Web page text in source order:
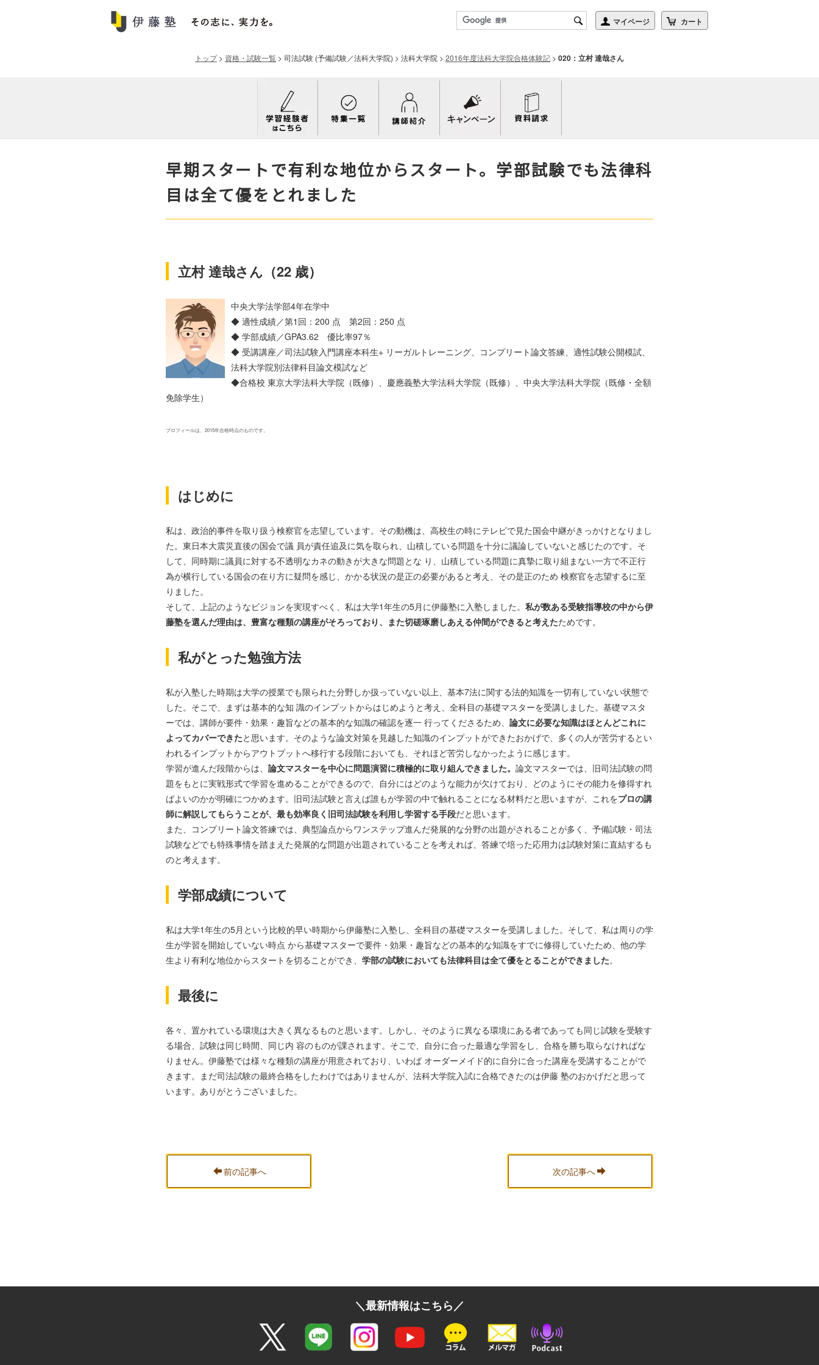
トップ> 資格・試験一覧 > 司法試験 (予備試験／法科大学院) > 法科大学院 > 2016年度法科大学院合格体験記 > 020：立村 達哉さん
早期スタートで有利な地位からスタート。学部試験でも法律科
目は全て優をとれました
立村 達哉さん（22 歳）
中央大学法学部4年在学中
◆ 適性成績／第1回：200 点 第2回：250 点
◆ 学部成績／GPA3.62 優比率97％
◆ 受講講座／司法試験入門講座本科生+ リーガルトレーニング、コンプリート論文答練、適性試験公開模試、
法科大学院別法律科目論文模試など
◆合格校 東京大学法科大学院（既修）、慶應義塾大学法科大学院（既修）、中央大学法科大学院（既修・全額
免除学生）
プロフィールは、2015年合格時点のものです。
はじめに
私は、政治的事件を取り扱う検察官を志望しています。その動機は、高校生の時にテレビで見た国会中継がきっかけとなりまし
た。東日本大震災直後の国会で議 員が責任追及に気を取られ、山積している問題を十分に議論していないと感じたのです。そ
して、同時期に議員に対する不透明なカネの動きが大きな問題とな り、山積している問題に真摯に取り組まない一方で不正行
為が横行している国会の在り方に疑問を感じ、かかる状況の是正の必要があると考え、その是正のため 検察官を志望するに至
りました。
そして、上記のようなビジョンを実現すべく、私は大学1年生の5月に伊藤塾に入塾しました。 私が数ある受験指導校の中から伊
藤塾を選んだ理由は、豊富な種類の講座がそろっており、また切磋琢磨しあえる仲間ができると考えたためです。
私がとった勉強方法
私が入塾した時期は大学の授業でも限られた分野しか扱っていない以上、基本7法に関する法的知識を一切有していない状態で
した。そこで、まずは基本的な知 識のインプットからはじめようと考え、全科目の基礎マスターを受講しました。基礎マスタ
ーでは、講師が要件・効果・趣旨などの基本的な知識の確認を逐一 行ってくださるため、 論文に必要な知識はほとんどこれに
よってカバーできたと思います。そのような論文対策を見越した知識のインプットができたおかげで、多くの人が苦労するとい
われるインプットからアウトプットへ移行する段階においても、それほど苦労しなかったように感じます。
学習が進んだ段階からは、 論文マスターを中心に問題演習に積極的に取り組んできました。 論文マスターでは、旧司法試験の問
題をもとに実戦形式で学習を進めることができるので、自分にはどのような能力が欠けており、どのようにその能力を修得すれ
ばよいのかが明確につかめます。旧司法試験と言えば誰もが学習の中で触れることになる材料だと思いますが、これをプロの講
師に解説してもらうことが、最も効率良く旧司法試験を利用し学習する手段だと思います。
また、コンプリート論文答練では、典型論点からワンステップ進んだ発展的な分野の出題がされることが多く、予備試験・司法
試験などでも特殊事情を踏まえた発展的な問題が出題されていることを考えれば、答練で培った応用力は試験対策に直結するも
のと考えます。
学部成績について
私は大学1年生の5月という比較的早い時期から伊藤塾に入塾し、全科目の基礎マスターを受講しました。そして、私は周りの学
生が学習を開始していない時点 から基礎マスターで要件・効果・趣旨などの基本的な知識をすでに修得していたため、他の学
生より有利な地位からスタートを切ることができ、 学部の試験においても法律科目は全て優をとることができました。
最後に
各々、置かれている環境は大きく異なるものと思います。しかし、そのように異なる環境にある者であっても同じ試験を受験す
る場合、試験は同じ時間、同じ内 容のものが課されます。そこで、自分に合った最適な学習をし、合格を勝ち取らなければな
りません。伊藤塾では様々な種類の講座が用意されており、いわば オーダーメイド的に自分に合った講座を受講することがで
きます。まだ司法試験の最終合格をしたわけではありませんが、法科大学院入試に合格できたのは伊藤 塾のおかげだと思って
います。ありがとうございました。
前の記事へ 次の記事へ
＼最新情報はこちら／